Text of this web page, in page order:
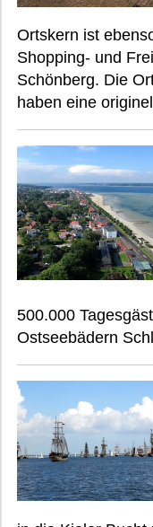
Ortskern ist
Shopping- und
Schönberg. Die
haben eine
500.000
Ostseebädern